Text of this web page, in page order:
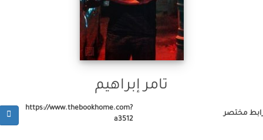
تامر إبراهيم
مختصر
https://www.thebookhome.com?
a3512